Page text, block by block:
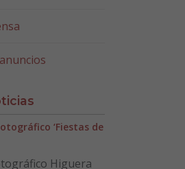
‘Fiestas de
Higuera